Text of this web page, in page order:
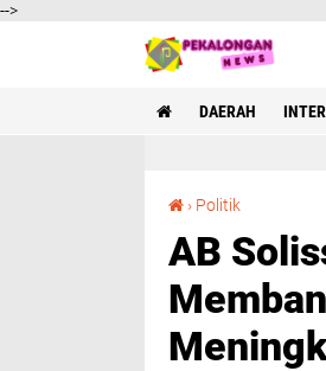
-->
DAERAH
› Politik
AB